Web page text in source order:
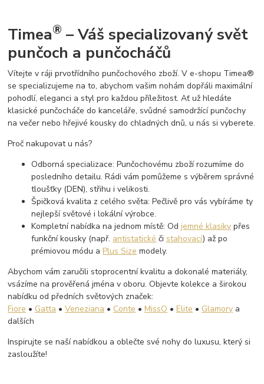
Timea® – Váš specializovaný svět
punčoch a punčocháčů
Vítejte v ráji prvotřídního punčochového zboží. V e-shopu Timea®
se specializujeme na to, abychom vašim nohám dopřáli maximální
pohodlí, eleganci a styl pro každou příležitost. Ať už hledáte
klasické punčocháče do kanceláře, svůdné samodržící punčochy
na večer nebo hřejivé kousky do chladných dnů, u nás si vyberete.
Proč nakupovat u nás?
Odborná specializace: Punčochovému zboží rozumíme do
posledního detailu. Rádi vám pomůžeme s výběrem správné
tloušťky (DEN), střihu i velikosti.
Špičková kvalita z celého světa: Pečlivě pro vás vybíráme ty
nejlepší světové i lokální výrobce.
Kompletní nabídka na jednom místě: Odjemné klasiky přes
funkční kousky (např. antistatické či stahovací) až po
prémiovou módu aPlus Size modely.
Abychom vám zaručili stoprocentní kvalitu a dokonalé materiály,
vsázíme na prověřená jména v oboru. Objevte kolekce a širokou
nabídku od předních světových značek:
Fiore • Gatta •Veneziana • Conte •MissO •Elite • Glamory a
dalších
Inspirujte se naší nabídkou a oblečte své nohy do luxusu, který si
zasloužíte!